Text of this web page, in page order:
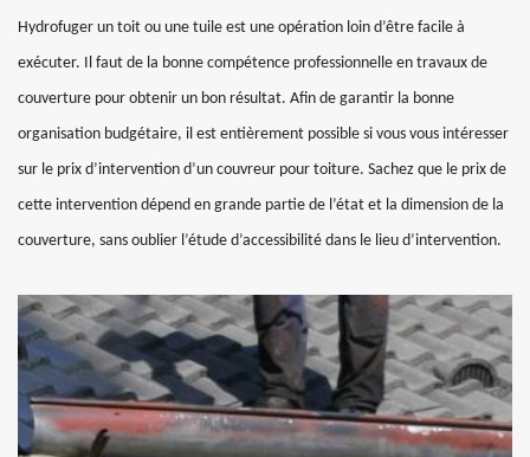
Hydrofuger un toit ou une tuile est une opération loin d’être facile à
exécuter. Il faut de la bonne compétence professionnelle en travaux de
couverture pour obtenir un bon résultat. Afin de garantir la bonne
organisation budgétaire, il est entièrement possible si vous vous intéresser
sur le prix d’intervention d’un couvreur pour toiture. Sachez que le prix de
cette intervention dépend en grande partie de l’état et la dimension de la
couverture, sans oublier l’étude d’accessibilité dans le lieu d’intervention.